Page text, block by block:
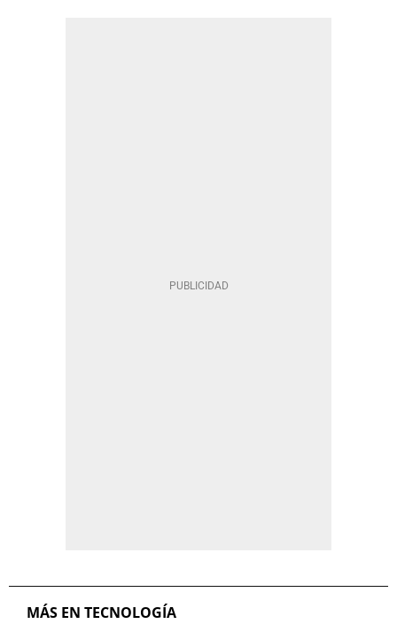
MÁS EN TECNOLOGÍA